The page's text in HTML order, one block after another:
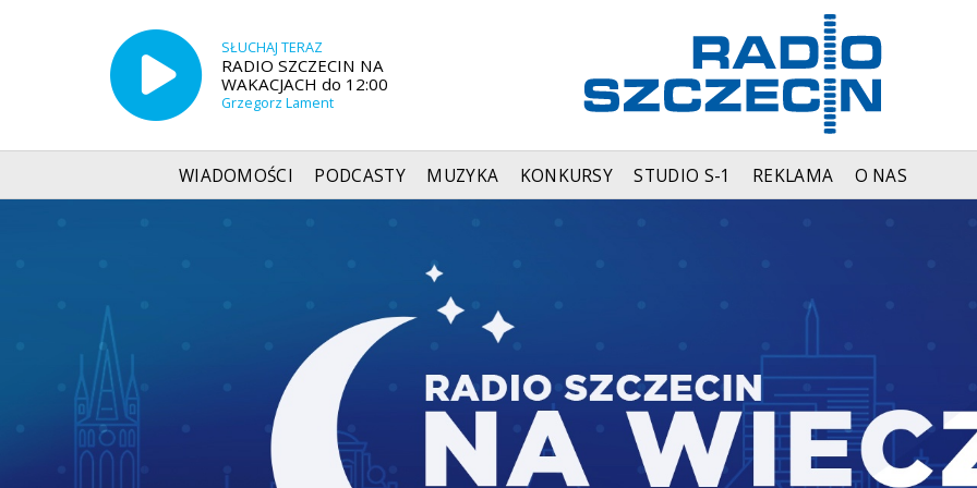
SŁUCHAJ TERAZ
RADIO SZCZECIN NA
WAKACJACH do 12:00
Grzegorz Lament
WIADOMOŚCI PODCASTY MUZYKA KONKURSY STUDIO S-1 REKLAMA O NAS